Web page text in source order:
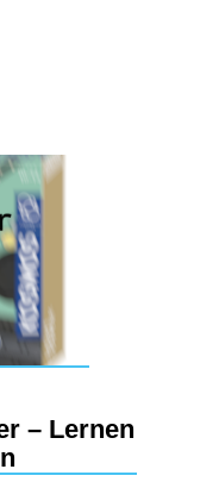
– Lernen